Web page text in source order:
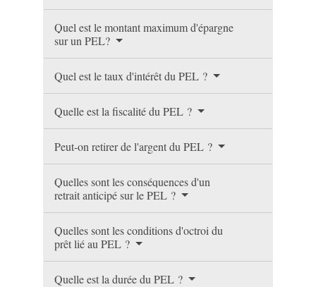
Quel est le montant maximum d'épargne
sur un PEL?
Quel est le taux d'intérêt du PEL ?
Quelle est la fiscalité du PEL ?
Peut-on retirer de l'argent du PEL ?
Quelles sont les conséquences d'un
retrait anticipé sur le PEL ?
Quelles sont les conditions d'octroi du
prêt lié au PEL ?
Quelle est la durée du PEL ?